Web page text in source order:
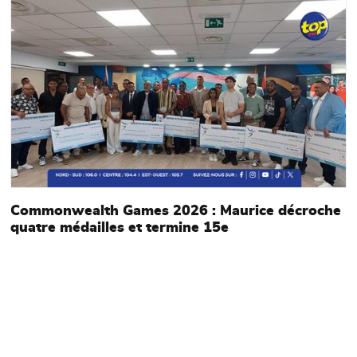
Main picture
Commonwealth Games 2026 : Maurice décroche
quatre médailles et termine 15e